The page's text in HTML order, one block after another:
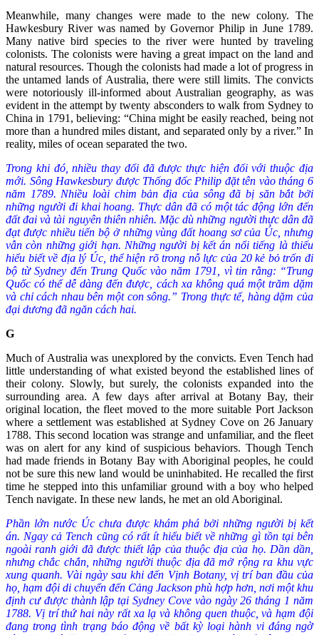
Meanwhile, many changes were made to the new colony. The
Hawkesbury River was named by Governor Philip in June 1789.
Many native bird species to the river were hunted by traveling
colonists. The colonists were having a great impact on the land and
natural resources. Though the colonists had made a lot of progress in
the untamed lands of Australia, there were still limits. The convicts
were notoriously ill-informed about Australian geography, as was
evident in the attempt by twenty absconders to walk from Sydney to
China in 1791, believing: “China might be easily reached, being not
more than a hundred miles distant, and separated only by a river.” In
reality, miles of ocean separated the two.
Trong khi đó, nhiều thay đổi đã được thực hiện đối với thuộc địa
mới. Sông Hawkesbury được Thống đốc Philip đặt tên vào tháng 6
năm 1789. Nhiều loài chim bản địa của sông đã bị săn bắt bởi
những người đi khai hoang. Thực dân đã có một tác động lớn đến
đất đai và tài nguyên thiên nhiên. Mặc dù những người thực dân đã
đạt được nhiều tiến bộ ở những vùng đất hoang sơ của Úc, nhưng
vẫn còn những giới hạn. Những người bị kết án nổi tiếng là thiếu
hiểu biết về địa lý Úc, thể hiện rõ trong nỗ lực của 20 kẻ bỏ trốn đi
bộ từ Sydney đến Trung Quốc vào năm 1791, vì tin rằng: “Trung
Quốc có thể dễ dàng đến được, cách xa không quá một trăm dặm
và chỉ cách nhau bên một con sông.” Trong thực tế, hàng dặm của
đại dương đã ngăn cách hai.
G
Much of Australia was unexplored by the convicts. Even Tench had
little understanding of what existed beyond the established lines of
their colony. Slowly, but surely, the colonists expanded into the
surrounding area. A few days after arrival at Botany Bay, their
original location, the fleet moved to the more suitable Port Jackson
where a settlement was established at Sydney Cove on 26 January
1788. This second location was strange and unfamiliar, and the fleet
was on alert for any kind of suspicious behaviors. Though Tench
had made friends in Botany Bay with Aboriginal peoples, he could
not be sure this new land would be uninhabited. He recalled the first
time he stepped into this unfamiliar ground with a boy who helped
Tench navigate. In these new lands, he met an old Aboriginal.
Phần lớn nước Úc chưa được khám phá bởi những người bị kết
án. Ngay cả Tench cũng có rất ít hiểu biết về những gì tồn tại bên
ngoài ranh giới đã được thiết lập của thuộc địa của họ. Dần dần,
nhưng chắc chắn, những người thuộc địa đã mở rộng ra khu vực
xung quanh. Vài ngày sau khi đến Vịnh Botany, vị trí ban đầu của
họ, hạm đội di chuyển đến Cảng Jackson phù hợp hơn, nơi một khu
định cư được thành lập tại Sydney Cove vào ngày 26 tháng 1 năm
1788. Vị trí thứ hai này rất xa lạ và không quen thuộc, và hạm đội
đang trong tình trạng báo động về bất kỳ loại hành vi đáng ngờ